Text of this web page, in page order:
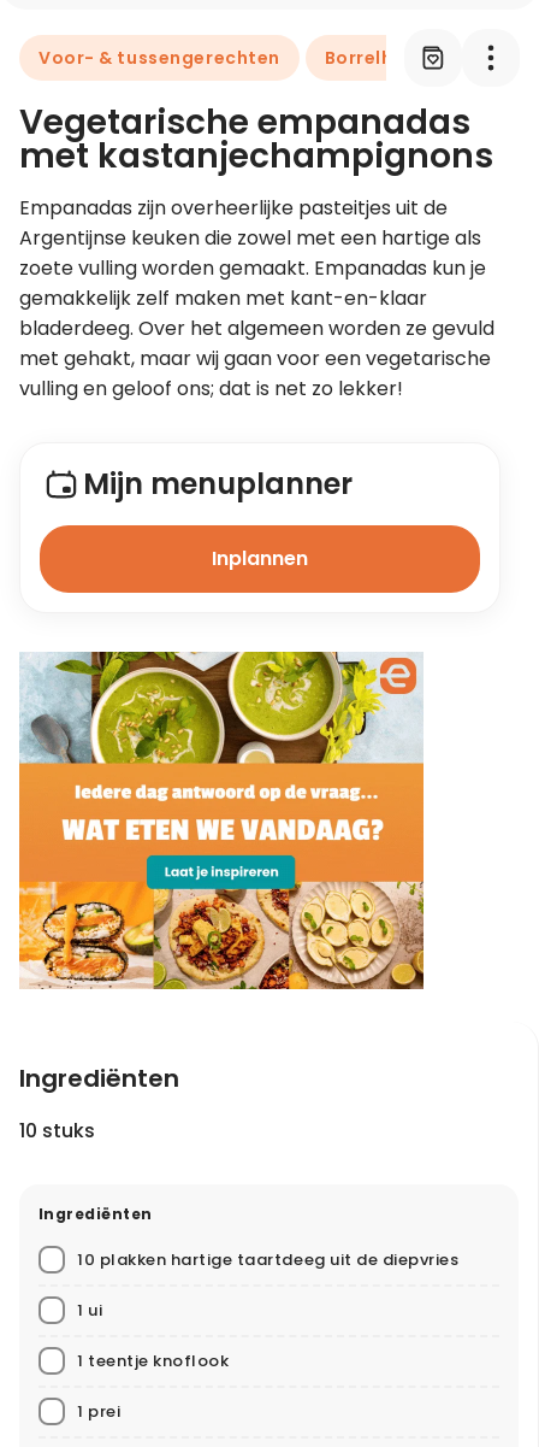
Leer koken als een chef
Kooktips & blogs
Voor- & tussengerechten Borrelhapjes & snacks
Vegetarische empanadas
met kastanjechampignons
Empanadas zijn overheerlijke pasteitjes uit de
Argentijnse keuken die zowel met een hartige als
zoete vulling worden gemaakt. Empanadas kun je
gemakkelijk zelf maken met kant-en-klaar
bladerdeeg. Over het algemeen worden ze gevuld
met gehakt, maar wij gaan voor een vegetarische
vulling en geloof ons; dat is net zo lekker!
Mijn menuplanner
Inplannen
Ingrediënten
10 stuks
Ingrediënten
10 plakken hartige taartdeeg uit de diepvries
1 ui
1 teentje knoflook
1 prei